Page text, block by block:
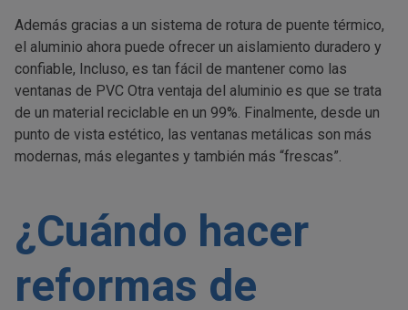
Además gracias a un sistema de rotura de puente térmico,
el aluminio ahora puede ofrecer un aislamiento duradero y
confiable, Incluso, es tan fácil de mantener como las
ventanas de PVC Otra ventaja del aluminio es que se trata
de un material reciclable en un 99%. Finalmente, desde un
punto de vista estético, las ventanas metálicas son más
modernas, más elegantes y también más “frescas”.
¿Cuándo hacer
reformas de